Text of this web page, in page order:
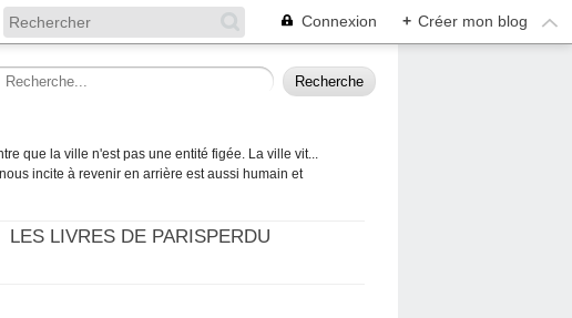
Connexion + Créer mon blog
que la ville n'est pas une entité figée. La ville vit...
incite à revenir en arrière est aussi humain et
LES LIVRES DE PARISPERDU